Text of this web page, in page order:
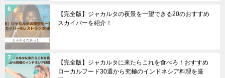
【完全版】ジャカルタの夜景を一望できる20のおすすめ
スカイバーを紹介！
【完全版】ジャカルタに来たらこれを食べろ！おすすめ
ローカルフード30選から究極のインドネシア料理を厳